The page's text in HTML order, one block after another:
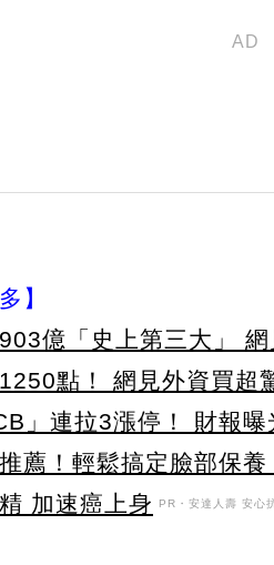
】
億「史上第三大」
點！ 網見外資買超
」連拉3漲停！ 財報曝
薦！輕鬆搞定臉部保
加速癌上身 PR・安達人壽 安心